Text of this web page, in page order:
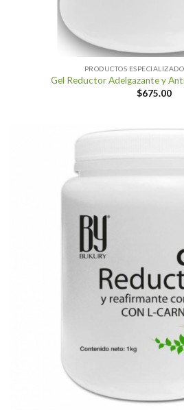
PRODUCTOS
Gel Reductor Adelgazante y
$675.00